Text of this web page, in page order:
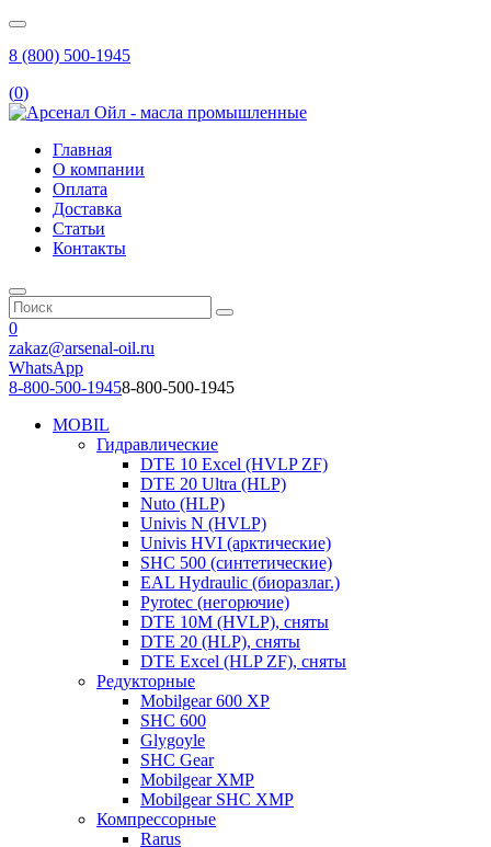
8 (800) 500-1945
(0)
Главная
О компании
Оплата
Доставка
Статьи
Контакты
0
zakaz@arsenal-oil.ru
WhatsApp
8-800-500-19458-800-500-1945
MOBIL
Гидравлические
DTE 10 Excel (HVLP ZF)
DTE 20 Ultra (HLP)
Nuto (HLP)
Univis N (HVLP)
Univis HVI (арктические)
SHC 500 (синтетические)
EAL Hydraulic (биоразлаг.)
Pyrotec (негорючие)
DTE 10M (HVLP), сняты
DTE 20 (HLP), сняты
DTE Excel (HLP ZF), сняты
Редукторные
Mobilgear 600 XP
SHC 600
Glygoyle
SHC Gear
Mobilgear XMP
Mobilgear SHC XMP
Компрессорные
Rarus